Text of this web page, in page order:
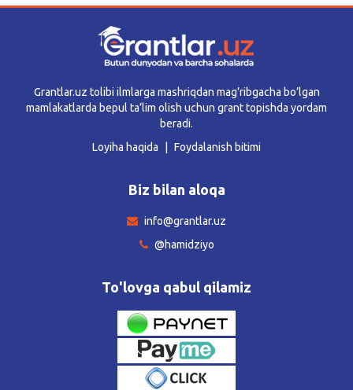
Grantlar.uz tolibi ilmlarga mashriqdan mag’ribgacha bo’lgan
mamlakatlarda bepul ta’lim olish uchun grant topishda yordam
beradi.
Loyiha haqida
Foydalanish bitimi
Biz bilan aloqa
info@grantlar.uz
@hamidziyo
To'lovga qabul qilamiz